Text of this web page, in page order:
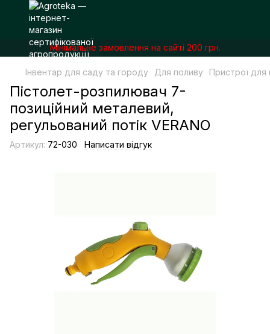
Мінімальне замовлення на сайті 200 грн.
Інвентар для саду та городу Для поливу Пристрої для
Пістолет-розпилювач 7-
позиційний металевий,
регульований потік VERANO
Артикул: 72-030 Написати відгук